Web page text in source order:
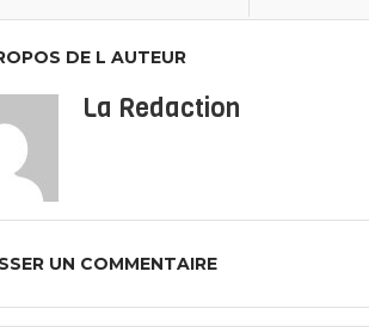
DE L AUTEUR
La Redaction
UN COMMENTAIRE